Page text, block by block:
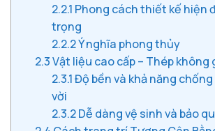
2.2.1 Phong cách thiết kế hiện
trọng
2.2.2Ý nghĩa phong thủy
2.3Vật liệu cao cấp – Thép không
2.3.1Độ bền và khả năng
vời
2.3.2Dễ dàng vệ sinh và bảo